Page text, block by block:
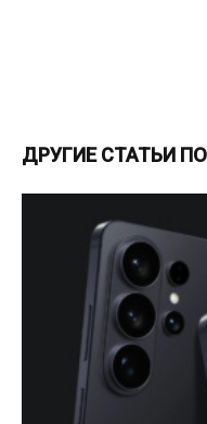
ДРУГИЕ СТАТЬИ